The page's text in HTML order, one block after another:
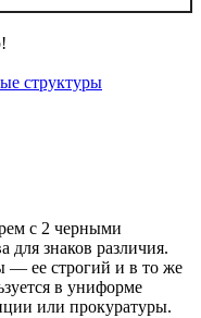
структуры
с 2 черными
для знаков различия.
— ее строгий и в то же
в униформе
или прокуратуры.